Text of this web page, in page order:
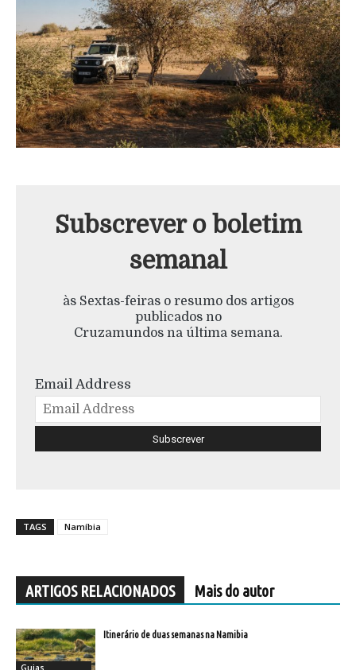
Subscrever o boletim
semanal
às Sextas-feiras o resumo dos artigos
publicados no
Cruzamundos na última semana.
Email Address
TAGS Namíbia
ARTIGOS RELACIONADOS Mais do autor
Itinerário de duas semanas na Namibia